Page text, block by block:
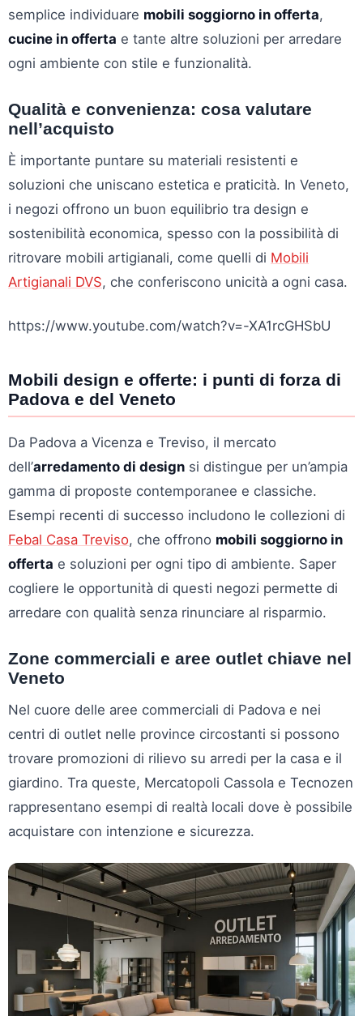
semplice individuare mobili soggiorno in offerta,
cucine in offerta e tante altre soluzioni per arredare
ogni ambiente con stile e funzionalità.
Qualità e convenienza: cosa valutare
nell’acquisto
È importante puntare su materiali resistenti e
soluzioni che uniscano estetica e praticità. In Veneto,
i negozi offrono un buon equilibrio tra design e
sostenibilità economica, spesso con la possibilità di
ritrovare mobili artigianali, come quelli di Mobili
Artigianali DVS, che conferiscono unicità a ogni casa.
https://www.youtube.com/watch?v=-XA1rcGHSbU
Mobili design e offerte: i punti di forza di
Padova e del Veneto
Da Padova a Vicenza e Treviso, il mercato
dell’arredamento di design si distingue per un’ampia
gamma di proposte contemporanee e classiche.
Esempi recenti di successo includono le collezioni di
Febal Casa Treviso, che offrono mobili soggiorno in
offerta e soluzioni per ogni tipo di ambiente. Saper
cogliere le opportunità di questi negozi permette di
arredare con qualità senza rinunciare al risparmio.
Zone commerciali e aree outlet chiave nel
Veneto
Nel cuore delle aree commerciali di Padova e nei
centri di outlet nelle province circostanti si possono
trovare promozioni di rilievo su arredi per la casa e il
giardino. Tra queste, Mercatopoli Cassola e Tecnozen
rappresentano esempi di realtà locali dove è possibile
acquistare con intenzione e sicurezza.